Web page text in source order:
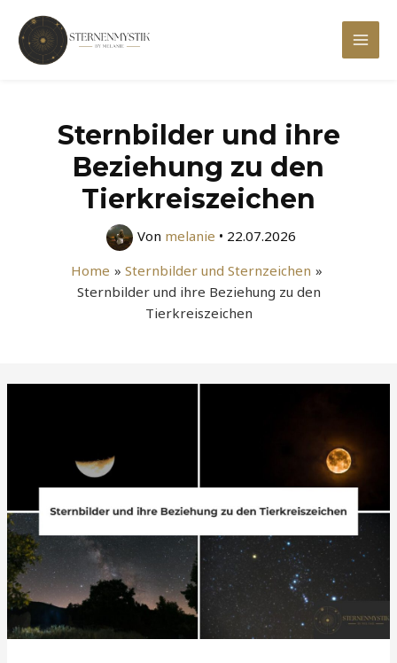
Inhalt
springen
Main
Sternbilder und ihre
Beziehung zu den
Tierkreiszeichen
Von melanie • 22.07.2026
Home
Sternbilder und Sternzeichen
Sternbilder und ihre Beziehung zu den
Tierkreiszeichen